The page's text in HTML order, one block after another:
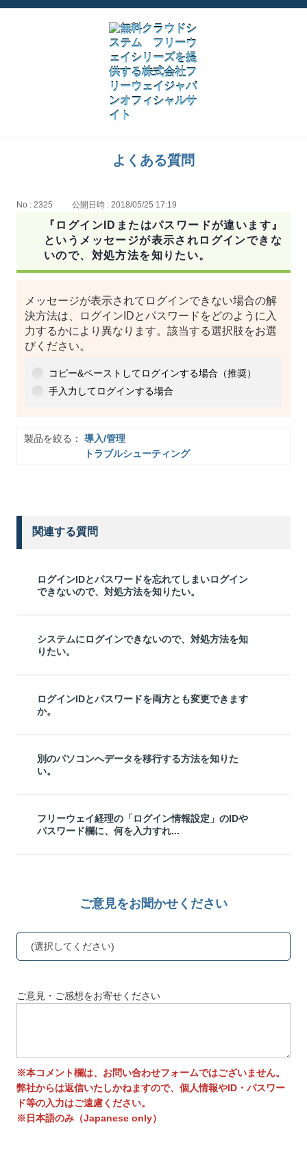
よくある質問
No : 2325 公開日時 : 2018/05/25 17:19
『ログインIDまたはパスワードが違います』
というメッセージが表示されログインできな
いので、対処方法を知りたい。
メッセージが表示されてログインできない場合の解
決方法は、ログインIDとパスワードをどのように入
力するかにより異なります。該当する選択肢をお選
びください。
コピー&ペーストしてログインする場合（推奨）
手入力してログインする場合
製品を絞る：
導入/管理
トラブルシューティング
関連する質問
ログインIDとパスワードを忘れてしまいログイン
できないので、対処方法を知りたい。
システムにログインできないので、対処方法を知
りたい。
ログインIDとパスワードを両方とも変更できます
か。
別のパソコンへデータを移行する方法を知りた
い。
フリーウェイ経理の「ログイン情報設定」のIDや
パスワード欄に、何を入力すれ...
ご意見をお聞かせください
(選択してください)
ご意見・ご感想をお寄せください
※本コメント欄は、お問い合わせフォームではございません。
弊社からは返信いたしかねますので、個人情報やID・パスワー
ド等の入力はご遠慮ください。
※日本語のみ（Japanese only）